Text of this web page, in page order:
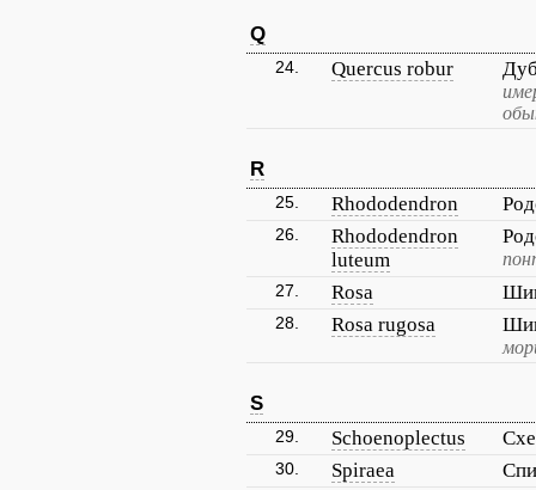
Q
24. Quercus robur
R
25. Rhododendron
26.
Rhododendron
luteum
27. Rosa
28. Rosa rugosa
S
29. Schoenoplectus
30. Spiraea